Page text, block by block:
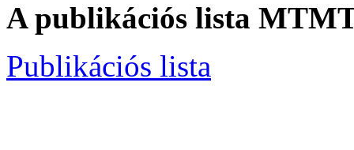
A publikációs lista
Publikációs lista